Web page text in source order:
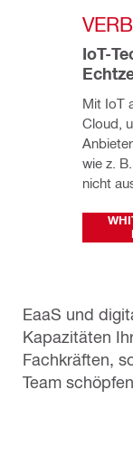
IoT-
Mit IoT
Cloud,
wie z.
nicht
EaaS und
Kapazitäten
Fachkräften,
Team